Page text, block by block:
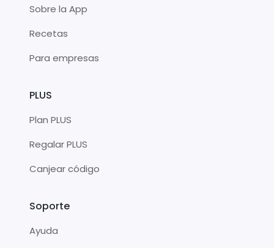
Sobre la App
Recetas
Para empresas
PLUS
Plan PLUS
Regalar PLUS
Canjear código
Soporte
Ayuda